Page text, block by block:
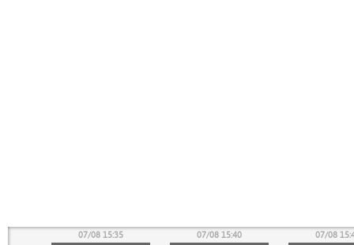
07/08 15:35 07/08 15:40 07/08